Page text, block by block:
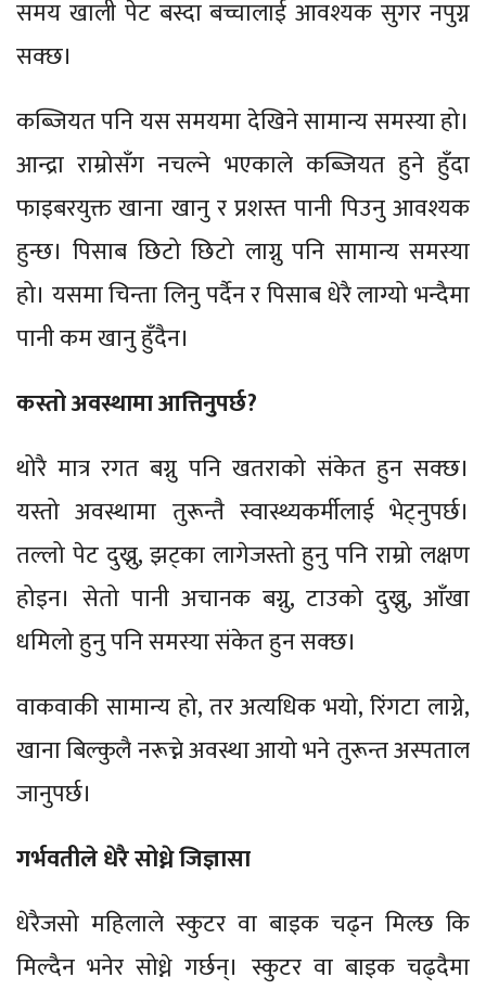
समय खाली पेट बस्दा बच्चालाई आवश्यक सुगर नपुग्न
सक्छ।
कब्जियत पनि यस समयमा देखिने सामान्य समस्या हो।
आन्द्रा राम्रोसँग नचल्ने भएकाले कब्जियत हुने हुँदा
फाइबरयुक्त खाना खानु र प्रशस्त पानी पिउनु आवश्यक
हुन्छ। पिसाब छिटो छिटो लाग्नु पनि सामान्य समस्या
हो। यसमा चिन्ता लिनु पर्दैन र पिसाब धेरै लाग्यो भन्दैमा
पानी कम खानु हुँदैन।
कस्तो अवस्थामा आत्तिनुपर्छ?
थोरै मात्र रगत बग्नु पनि खतराको संकेत हुन सक्छ।
यस्तो अवस्थामा तुरून्तै स्वास्थ्यकर्मीलाई भेट्नुपर्छ।
तल्लो पेट दुख्नु, झट्का लागेजस्तो हुनु पनि राम्रो लक्षण
होइन। सेतो पानी अचानक बग्नु, टाउको दुख्नु, आँखा
धमिलो हुनु पनि समस्या संकेत हुन सक्छ।
वाकवाकी सामान्य हो, तर अत्यधिक भयो, रिंगटा लाग्ने,
खाना बिल्कुलै नरूच्ने अवस्था आयो भने तुरून्त अस्पताल
जानुपर्छ।
गर्भवतीले धेरै सोध्ने जिज्ञासा
धेरैजसो महिलाले स्कुटर वा बाइक चढ्न मिल्छ कि
मिल्दैन भनेर सोध्ने गर्छन्। स्कुटर वा बाइक चढ्दैमा